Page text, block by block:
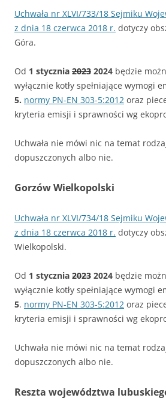
Uchwała nr XLVI/733/18 Sejmiku
z dnia 18 czerwca 2018 r. dotyczy
Góra.
Od 1 stycznia 2023 2024 będzie
wyłącznie kotły spełniające wymogi
5. normy PN-EN 303-5:2012 oraz
kryteria emisji i sprawności wg
Uchwała nie mówi nic na temat
dopuszczonych albo nie.
Gorzów Wielkopolski
Uchwała nr XLVI/734/18 Sejmiku
z dnia 18 czerwca 2018 r. dotyczy
Wielkopolski.
Od 1 stycznia 2023 2024 będzie
wyłącznie kotły spełniające wymogi
5. normy PN-EN 303-5:2012 oraz
kryteria emisji i sprawności wg
Uchwała nie mówi nic na temat
dopuszczonych albo nie.
Reszta województwa